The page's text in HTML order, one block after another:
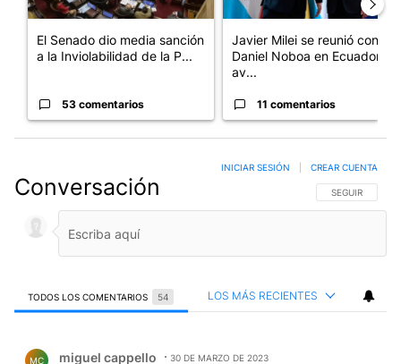
El Senado dio media sanción
a la Inviolabilidad de la P...
53 comentarios
Javier Milei se reunió con
Daniel Noboa en Ecuador y
av...
11 comentarios
Conversación SIGA ESTA
SEGUIR
INICIAR SESIÓN CREAR CUENTA
TODOS LOS COMENTARIOS 54 LOS MÁS RECIENTES
MC miguel cappello 30 DE MARZO DE 2023